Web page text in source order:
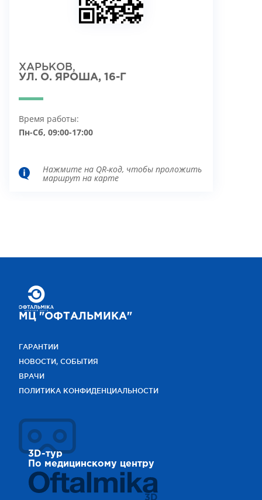
ХАРЬКОВ,
УЛ. О. ЯРОША, 16-Г
Время работы:
Пн-Сб, 09:00-17:00
Нажмите на QR-код, чтобы проложить
маршрут на карте
МЦ "ОФТАЛЬМИКА"
ГАРАНТИИ
НОВОСТИ, СОБЫТИЯ
ВРАЧИ
ПОЛИТИКА КОНФИДЕНЦИАЛЬНОСТИ
3D-тур
По медицинскому центру
3D